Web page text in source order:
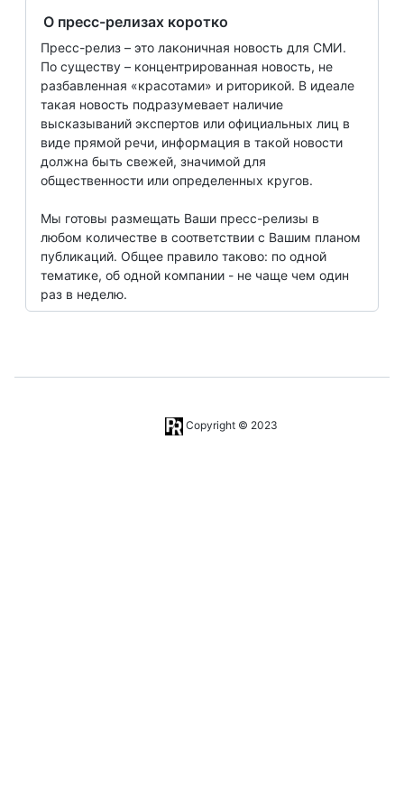
О пресс-релизах коротко
Пресс-релиз – это лаконичная новость для СМИ.
По существу – концентрированная новость, не
разбавленная «красотами» и риторикой. В идеале
такая новость подразумевает наличие
высказываний экспертов или официальных лиц в
виде прямой речи, информация в такой новости
должна быть свежей, значимой для
общественности или определенных кругов.
Мы готовы размещать Ваши пресс-релизы в
любом количестве в соответствии с Вашим планом
публикаций. Общее правило таково: по одной
тематике, об одной компании - не чаще чем один
раз в неделю.
Copyright © 2023